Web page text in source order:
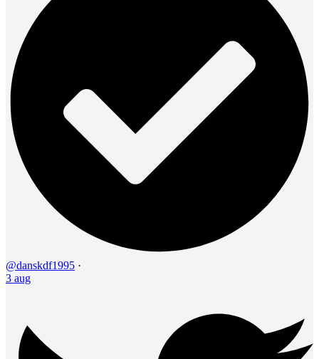
@danskdf1995 ·
3 aug